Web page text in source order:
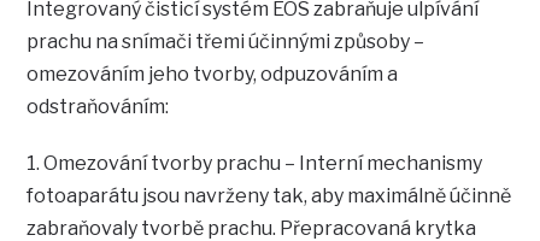
Integrovaný čisticí systém EOS zabraňuje ulpívání
prachu na snímači třemi účinnými způsoby –
omezováním jeho tvorby, odpuzováním a
odstraňováním:
1. Omezování tvorby prachu – Interní mechanismy
fotoaparátu jsou navrženy tak, aby maximálně účinně
zabraňovaly tvorbě prachu. Přepracovaná krytka